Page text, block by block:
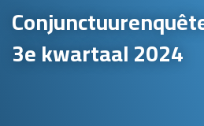
3e kwartaal 2024